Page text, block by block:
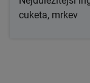
cuketa, mrkev